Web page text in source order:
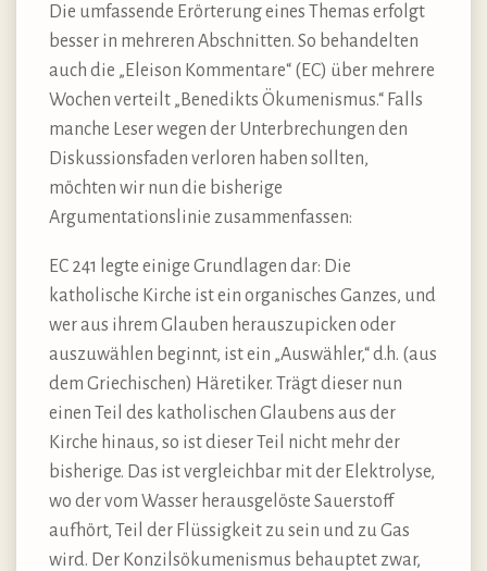
Die umfassende Erörterung eines Themas erfolgt
besser in mehreren Abschnitten. So behandelten
auch die „Eleison Kommentare“ (EC) über mehrere
Wochen verteilt „Benedikts Ökumenismus.“ Falls
manche Leser wegen der Unterbrechungen den
Diskussionsfaden verloren haben sollten,
möchten wir nun die bisherige
Argumentationslinie zusammenfassen:
EC 241 legte einige Grundlagen dar: Die
katholische Kirche ist ein organisches Ganzes, und
wer aus ihrem Glauben herauszupicken oder
auszuwählen beginnt, ist ein „Auswähler,“ d.h. (aus
dem Griechischen) Häretiker. Trägt dieser nun
einen Teil des katholischen Glaubens aus der
Kirche hinaus, so ist dieser Teil nicht mehr der
bisherige. Das ist vergleichbar mit der Elektrolyse,
wo der vom Wasser herausgelöste Sauerstoff
aufhört, Teil der Flüssigkeit zu sein und zu Gas
wird. Der Konzilsökumenismus behauptet zwar,